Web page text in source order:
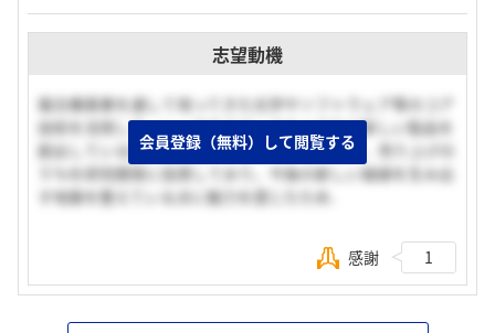
志望動機
複合機事業を通して培ってきた光学やソフトウェア等のコア
技術を活用して，シータやステレオカメラなど新しい製品を
創出している技術力に強みを感じている．また，売り上げの
５％を研究開発に投資しており，今後の新しい価値を生み出
す地盤を整えている点に魅力を感じたため．
会員登録（無料）して閲覧する
感謝 1